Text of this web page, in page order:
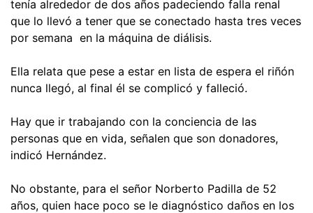
tenía alrededor de dos años padeciendo falla renal
que lo llevó a tener que se conectado hasta tres veces
por semana en la máquina de diálisis.
Ella relata que pese a estar en lista de espera el riñón
nunca llegó, al final él se complicó y falleció.
Hay que ir trabajando con la conciencia de las
personas que en vida, señalen que son donadores,
indicó Hernández.
No obstante, para el señor Norberto Padilla de 52
años, quien hace poco se le diagnóstico daños en los